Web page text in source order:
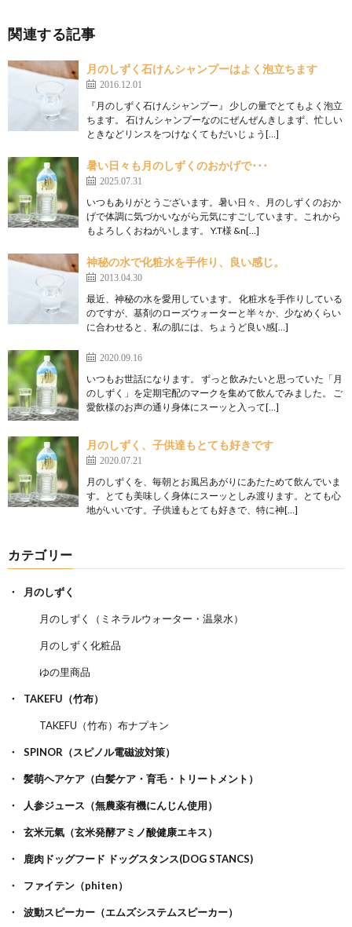
関連する記事
月のしずく石けんシャンプーはよく泡立ちます
2016.12.01
『月のしずく石けんシャンプー』 少しの量でとてもよく泡立
ちます。 石けんシャンプーなのにぜんぜんきしまず、忙しい
ときなどリンスをつけなくてもだいじょう[…]
暑い日々も月のしずくのおかげで･･･
2025.07.31
いつもありがとうございます。暑い日々、月のしずくのおか
げで体調に気づかいながら元気にすごしています。これから
もよろしくおねがいします。 Y.T様 &n[…]
神秘の水で化粧水を手作り、良い感じ。
2013.04.30
最近、神秘の水を愛用しています。 化粧水を手作りしている
のですが、基剤のローズウォーターと半々か、少なめくらい
に合わせると、私の肌には、ちょうど良い感[…]
2020.09.16
いつもお世話になります。 ずっと飲みたいと思っていた「月
のしずく」を定期宅配のマークを集めて飲んでみました。 ご
愛飲様のお声の通り身体にスーッと入って[…]
月のしずく、子供達もとても好きです
2020.07.21
月のしずくを、毎朝とお風呂あがりにあたためて飲んでいま
す。とても美味しく身体にスーッとしみ渡ります。とても心
地がいいです。子供達もとても好きで、特に神[…]
カテゴリー
月のしずく
月のしずく（ミネラルウォーター・温泉水）
月のしずく化粧品
ゆの里商品
TAKEFU（竹布）
TAKEFU（竹布）布ナプキン
SPINOR（スピノル電磁波対策）
髪萌ヘアケア（白髪ケア・育毛・トリートメント）
人参ジュース（無農薬有機にんじん使用）
玄米元氣（玄米発酵アミノ酸健康エキス）
鹿肉ドッグフード ドッグスタンス(DOG STANCS)
ファイテン（phiten）
波動スピーカー（エムズシステムスピーカー）